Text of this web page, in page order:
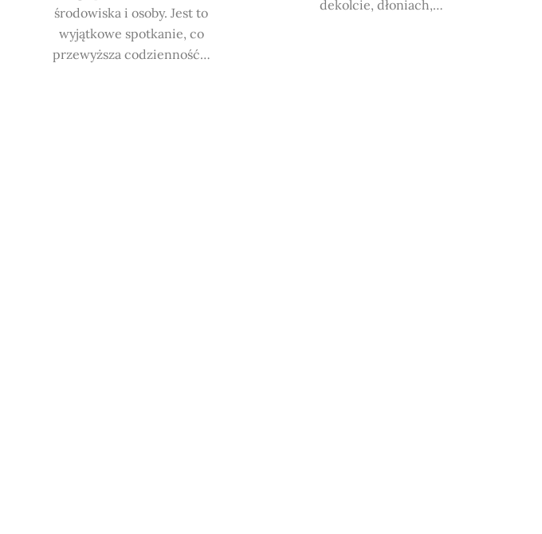
środowiska i osoby. Jest to
wyjątkowe spotkanie, co
przewyższa codzienność…
dekolcie, dłoniach,…